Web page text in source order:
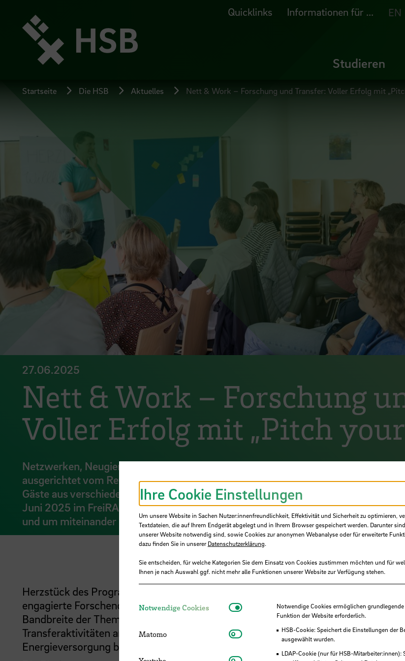
Seiteninhalt
springen
Quicklinks Informationen für ... EN
Studieren
Startseite Die HSB Aktuelles Nett & Work – Forschung und Transfer: Voller Erfolg mit
27.06.2025
Nett & Work – Forschung
Voller Erfolg mit „Pitch
Netzwerken, Neugier und neue Impulse: Die Veranstaltung „Nett & Work –
ausgerichtet vom Referat Forschung und Transfer der Hochschule, war ein voller
Gäste aus verschiedenen Bereichen und Fachrichtungen der Hochschule Bremen
Juni 2025 im FreiRAUM ein, um Einblicke in aktuelle Forschungs- und
und um miteinander ins Gespräch zu kommen.
Herzstück des Programms war das lebendige Format
engagierte Forschende ihre innovativen Vorhaben in kompakten Vorträgen
Bandbreite der Themen spiegelte eindrucksvoll die Vielfalt und Relevanz der
Transferaktivitäten an der Hochschule wider – von sozialer Teilhabe über
Energieversorgung bis hin zur Pflege und Digitalisierung.
Ihre Cookie Einstellungen
Um unsere Website in Sachen Nutzer:innenfreundlichkeit, Effektivität und Sicherheit zu optimieren,
Textdateien, die auf Ihrem Endgerät abgelegt und in Ihrem Browser gespeichert werden. Darunter
unserer Website notwendig sind, sowie Cookies zur anonymen Webanalyse oder für erweiterte
dazu finden Sie in unsererDatenschutzerklärung.
Sie entscheiden, für welche Kategorien Sie dem Einsatz von Cookies zustimmen möchten und für
Ihnen je nach Auswahl ggf. nicht mehr alle Funktionen unserer Website zur Verfügung stehen.
Notwendige Cookies Notwendige Cookies
Notwendige Cookies ermöglichen
Funktion der Website erforderlich.
HSB-Cookie: Speichert die Einstellungen der
ausgewählt wurden.
LDAP-Cookie (nur für HSB-Mitarbeiter:innen):
Matomo Matomo